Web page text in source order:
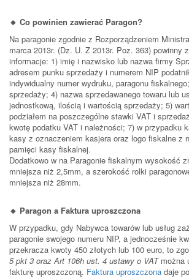
🔸 Co powinien zawierać Paragon?
Na paragonie zgodnie z Rozporządzeniem
marca 2013r. (Dz. U. Z 2013r. Poz. 363) powinny
informacje: 1) imię i nazwisko lub nazwa firmy
adresem punku sprzedaży i numerem NIP
indywidualny numer wydruku, paragonu
sprzedaży; 4) nazwa sprzedawanego towaru lub
jednostkową, ilością i wartością sprzedaży; 5)
podziałem na poszczególne stawki VAT i
kwotę podatku VAT i należności; 7) w przypadku
kasy z oznaczeniem kasjera oraz logo fiskalne z
pamięci kasy fiskalnej.
Dodatkowo w na Paragonie fiskalnym wysokość
mniejsza niż 2,5mm, a szerokość rolki
mniejsza niż 28mm.
🔸 Paragon a Faktura uproszczona
W przypadku, gdy Nabywca towarów lub usług
paragonie swojego numeru NIP, a jednocześnie
przekracza kwoty 450 złotych lub 100 euro, to
5 pkt 3 oraz Art 106h ust. 4 ustawy o VATmożna
fakturę uproszczoną. Faktura uproszczona daje